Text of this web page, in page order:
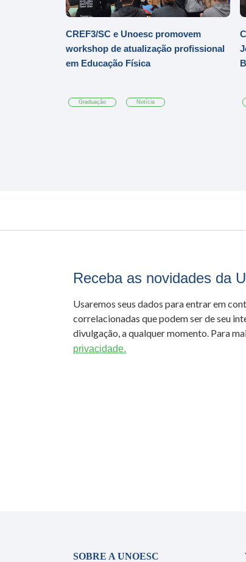
CREF3/SC e Unoesc promovem
workshop de atualização profissional
em Educação Física
Graduação Notícia
Receba as novidades da
Usaremos seus dados para entrar em
correlacionadas que podem ser de seu
divulgação, a qualquer momento. Para
privacidade.
SOBRE A UNOESC